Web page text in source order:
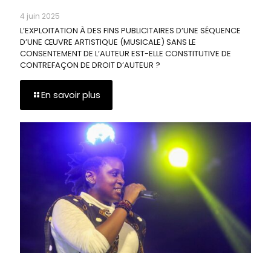
4 juin 2025
L’EXPLOITATION À DES FINS PUBLICITAIRES D’UNE SÉQUENCE
D’UNE ŒUVRE ARTISTIQUE (MUSICALE) SANS LE
CONSENTEMENT DE L’AUTEUR EST-ELLE CONSTITUTIVE DE
CONTREFAÇON DE DROIT D’AUTEUR ?
En savoir plus